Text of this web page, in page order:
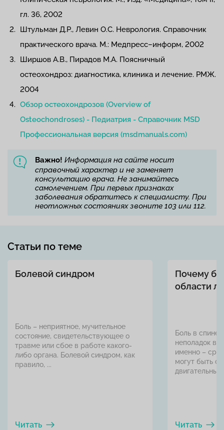
гл. 36, 2002
Штульман Д.Р., Левин О.С. Неврология. Справочник
практического врача. М.: Медпресс–информ, 2002
Ширшов А.В., Пирадов М.А. Поясничный
остеохондроз: диагностика, клиника и лечение. РМЖ.
2004
Обзор остеохондрозов (Overview of
Osteochondroses) - Педиатрия - Справочник MSD
Профессиональная версия (msdmanuals.com)
Важно! Информация на сайте носит
справочный характер и не заменяет
консультацию врача. Не занимайтесь
самолечением. При первых признаках
заболевания обратитесь к специалисту. При
неотложных состояниях звоните 103 или 112.
Статьи по теме
Болевой синдром
Боль – неприятное, мучительное
состояние, свидетельствующее о
травме или сбое в работе какого-
либо органа. Болевой синдром, как
правило, ...
Читать
Почему
области
Боль в спине
неполадок
именно –
могут быть
Читать